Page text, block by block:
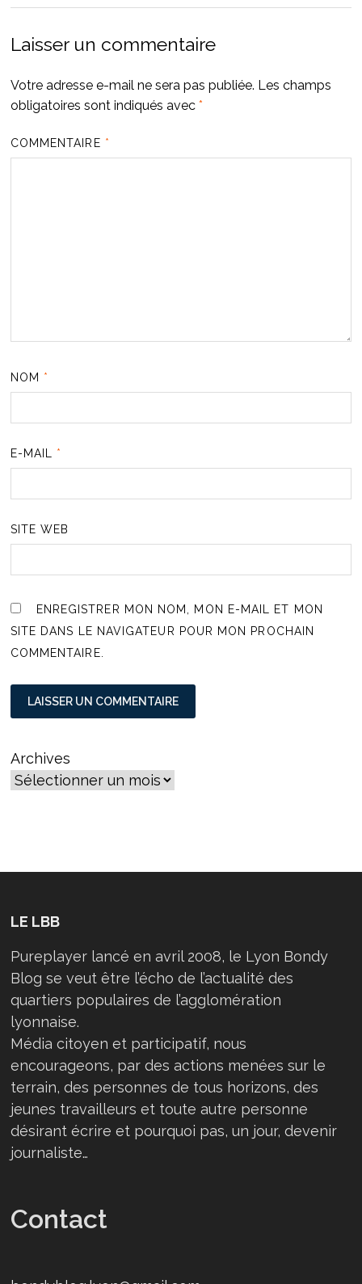
Laisser un commentaire
Votre adresse e-mail ne sera pas publiée. Les champs
obligatoires sont indiqués avec *
COMMENTAIRE *
NOM *
E-MAIL *
SITE WEB
ENREGISTRER MON NOM, MON E-MAIL ET MON
SITE DANS LE NAVIGATEUR POUR MON PROCHAIN
COMMENTAIRE.
Archives
LE LBB
Pureplayer lancé en avril 2008, le Lyon Bondy
Blog se veut être l’écho de l’actualité des
quartiers populaires de l’agglomération
lyonnaise.
Média citoyen et participatif, nous
encourageons, par des actions menées sur le
terrain, des personnes de tous horizons, des
jeunes travailleurs et toute autre personne
désirant écrire et pourquoi pas, un jour, devenir
journaliste…
Contact